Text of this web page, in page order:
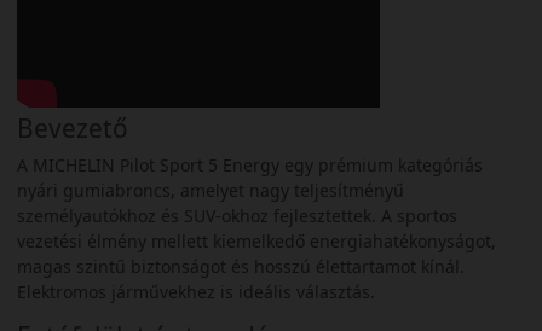
Bevezető
A MICHELIN Pilot Sport 5 Energy egy prémium kategóriás
nyári gumiabroncs, amelyet nagy teljesítményű
személyautókhoz és SUV-okhoz fejlesztettek. A sportos
vezetési élmény mellett kiemelkedő energiahatékonyságot,
magas szintű biztonságot és hosszú élettartamot kínál.
Elektromos járművekhez is ideális választás.